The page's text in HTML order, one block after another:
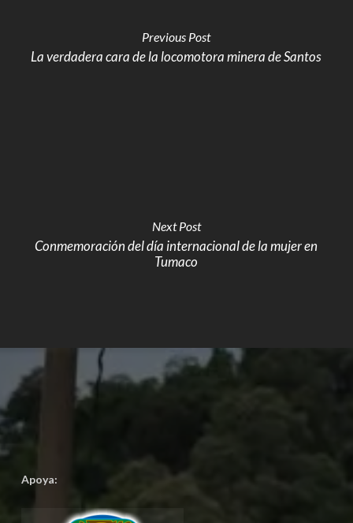
Previous Post
La verdadera cara de la locomotora minera de Santos
Next Post
Conmemoración del día internacional de la mujer en
Tumaco
Apoya: